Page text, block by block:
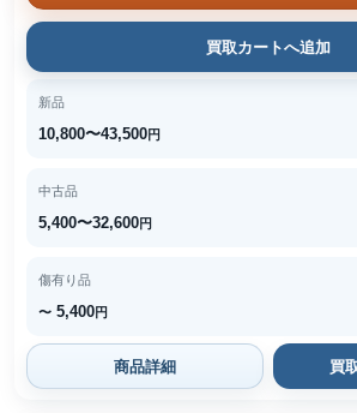
買取カートへ追加
新品
10,800〜43,500円
中古品
5,400〜32,600円
傷有り品
〜 5,400円
商品詳細 買